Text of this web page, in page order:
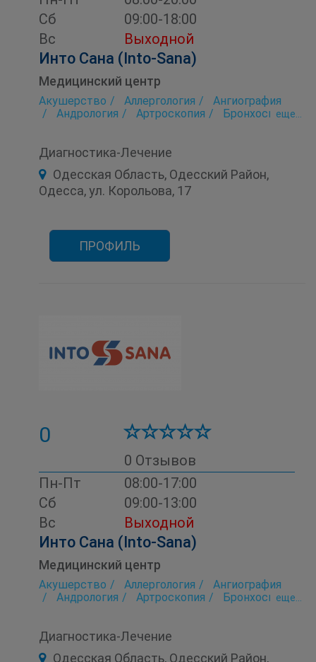
Сб
09:00-18:00
Вс
Выходной
Инто Сана (Into-Sana)
Медицинский центр
Акушерство Аллергология
Ангиография
Андрология
Артроскопия
Бронхоскопия
Иммунология
Колоноскопия
Маммология
МРТ
Неврология
Онкология
Ортопедия
Педиатрия
Реоэнцефалография
Ультразвуковое исследование (УЗИ)
Урология
Фиброгастродуоденоскопия
Фиброгастроскопия
eще...
Диагностика-Лечение
Одесская Область, Одесский Район,
Одесса, ул. Корольова, 17
ПРОФИЛЬ
0
0 Отзывов
Пн-Пт
08:00-17:00
Сб
09:00-13:00
Вс
Выходной
Инто Сана (Into-Sana)
Медицинский центр
Акушерство Аллергология
Ангиография
Андрология
Артроскопия
Бронхоскопия
Иммунология
Колоноскопия
eще...
Диагностика-Лечение
Одесская Область, Одесский Район,